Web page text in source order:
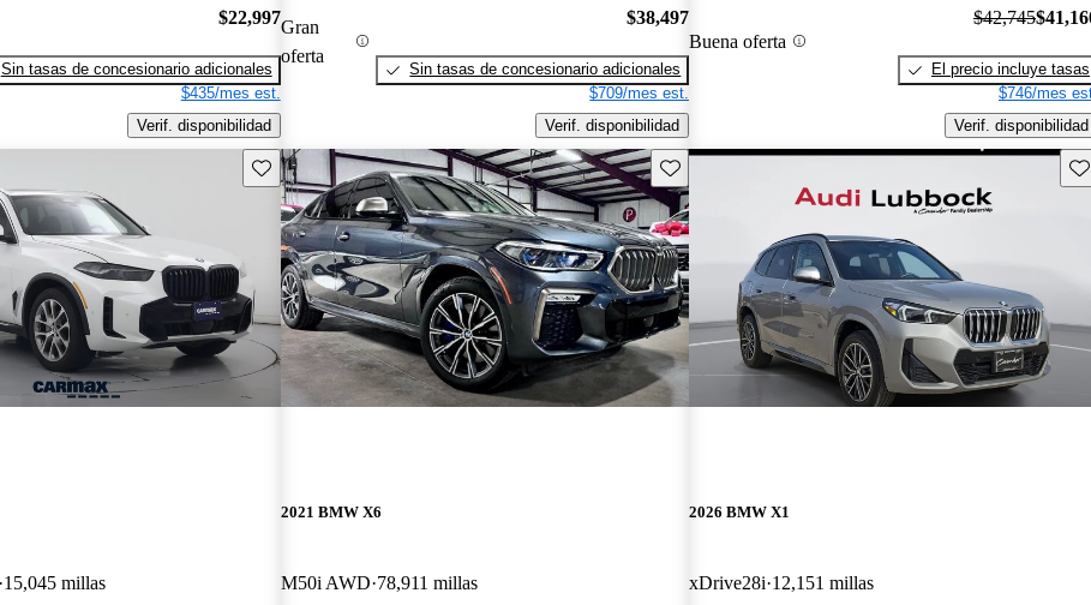
$22,997
Sin tasas de concesionario adicionales
$435/mes est.
Verif. disponibilidad
Gran
oferta
$38,497
Sin tasas de concesionario adicionales
$709/mes est.
Verif. disponibilidad
Buena oferta
$42,745
El precio incluye tasas
$746/mes
Verif. disponibilidad
Guarda este Aviso
15,045 millas
Guarda este Aviso
2021 BMW X6
M50i AWD 78,911 millas
2026 BMW X1
xDrive28i 12,151 millas